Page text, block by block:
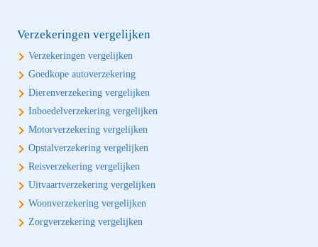
Verzekeringen vergelijken
Verzekeringen vergelijken
Goedkope autoverzekering
Dierenverzekering vergelijken
Inboedelverzekering vergelijken
Motorverzekering vergelijken
Opstalverzekering vergelijken
Reisverzekering vergelijken
Uitvaartverzekering vergelijken
Woonverzekering vergelijken
Zorgverzekering vergelijken